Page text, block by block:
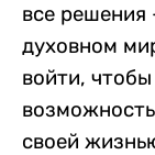
все решения
духовном
войти,
своей